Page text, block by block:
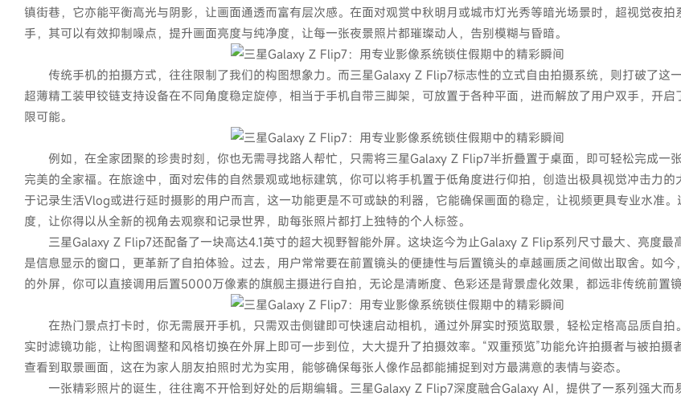
镇街巷，它亦能平衡高光与阴影，让画面通透而富有层次感。在面对观赏中秋明月或城市灯光秀等暗光场景时，超视觉夜拍
手，其可以有效抑制噪点，提升画面亮度与纯净度，让每一张夜景照片都璀璨动人，告别模糊与昏暗。
传统手机的拍摄方式，往往限制了我们的构图想象力。而三星Galaxy Z Flip7标志性的立式自由拍摄系统，则打破了这
超薄精工装甲铰链支持设备在不同角度稳定旋停，相当于手机自带三脚架，可放置于各种平面，进而解放了用户双手，开启
限可能。
例如，在全家团聚的珍贵时刻，你也无需寻找路人帮忙，只需将三星Galaxy Z Flip7半折叠置于桌面，即可轻松完成一
完美的全家福。在旅途中，面对宏伟的自然景观或地标建筑，你可以将手机置于低角度进行仰拍，创造出极具视觉冲击力的
于记录生活Vlog或进行延时摄影的用户而言，这一功能更是不可或缺的利器，它能确保画面的稳定，让视频更具专业水准。
度，让你得以从全新的视角去观察和记录世界，助每张照片都打上独特的个人标签。
三星Galaxy Z Flip7还配备了一块高达4.1英寸的超大视野智能外屏。这块迄今为止Galaxy Z Flip系列尺寸最大、亮度最
是信息显示的窗口，更革新了自拍体验。过去，用户常常要在前置镜头的便捷性与后置镜头的卓越画质之间做出取舍。如今
的外屏，你可以直接调用后置5000万像素的旗舰主摄进行自拍，无论是清晰度、色彩还是背景虚化效果，都远非传统前置镜
在热门景点打卡时，你无需展开手机，只需双击侧键即可快速启动相机，通过外屏实时预览取景，轻松定格高品质自拍
实时滤镜功能，让构图调整和风格切换在外屏上即可一步到位，大大提升了拍摄效率。“双重预览”功能允许拍摄者与被拍摄
查看到取景画面，这在为家人朋友拍照时尤为实用，能够确保每张人像作品都能捕捉到对方最满意的表情与姿态。
一张精彩照片的诞生，往往离不开恰到好处的后期编辑。三星Galaxy Z Flip7深度融合Galaxy AI，提供了一系列强大而